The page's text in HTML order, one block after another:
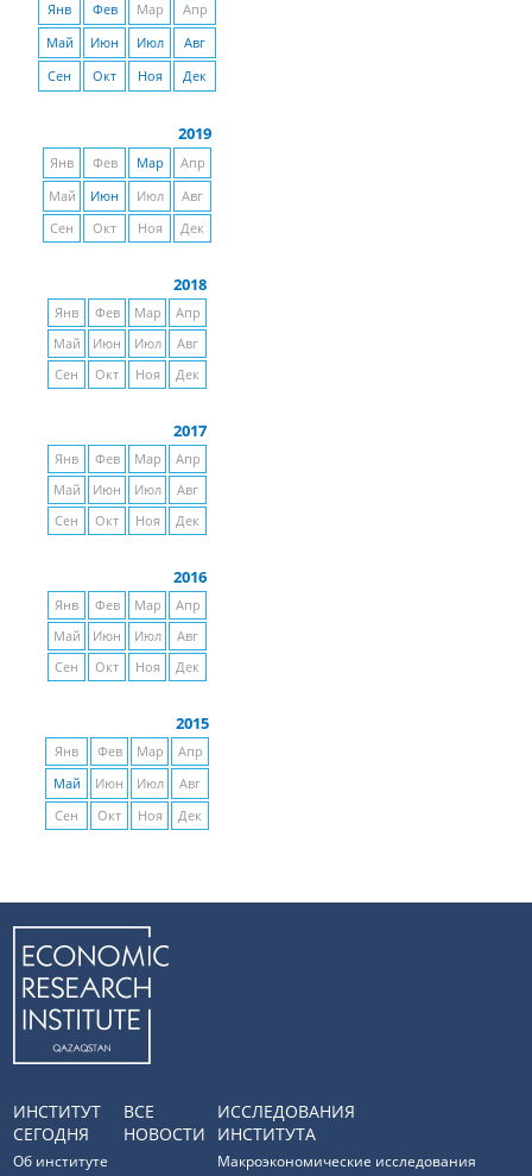
Янв Фев Мар
Апр
Май
Июн Июл
Авг
Сен
Окт Ноя Дек
2019
Янв Фев Мар
Апр
Май
Июн Июл
Авг
Сен
Окт Ноя Дек
2018
Янв Фев Мар
Апр
Май
Июн Июл
Авг
Сен
Окт Ноя Дек
2017
Янв Фев Мар
Апр
Май
Июн Июл
Авг
Сен
Окт Ноя Дек
2016
Янв Фев Мар
Апр
Май
Июн Июл
Авг
Сен
Окт Ноя Дек
2015
Янв Фев Мар
Апр
Май
Июн Июл
Авг
Сен
Окт Ноя Дек
ИНСТИТУТ
СЕГОДНЯ
Об институте
ВСЕ
НОВОСТИ
ИССЛЕДОВАНИЯ
ИНСТИТУТА
Макроэкономические исследования